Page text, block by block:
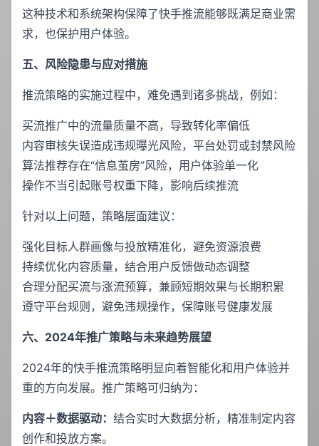
这种技术和系统架构保障了快手推流能够既满足商业需
求，也保护用户体验。
五、风险隐患与应对措施
推流策略的实施过程中，难免遇到诸多挑战，例如：
买流推广中的流量质量不高，导致转化率偏低
内容审核失误造成违规曝光风险，平台处罚或封禁风险
算法推荐存在“信息茧房”风险，用户体验单一化
操作不当引起账号权重下降，影响后续推流
针对以上问题，策略层面建议：
强化目标人群画像与投放精准化，避免资源浪费
持续优化内容质量，结合用户反馈做动态调整
合理分配买流与涨流预算，兼顾短期效果与长期积累
遵守平台规则，避免违规操作，保障账号健康发展
六、2024年推广策略与未来趋势展望
2024年的快手推流策略明显向着智能化和用户体验并
重的方向发展。推广策略可归纳为：
内容＋数据驱动：结合实时大数据分析，精准制定内容
创作和投放方案。